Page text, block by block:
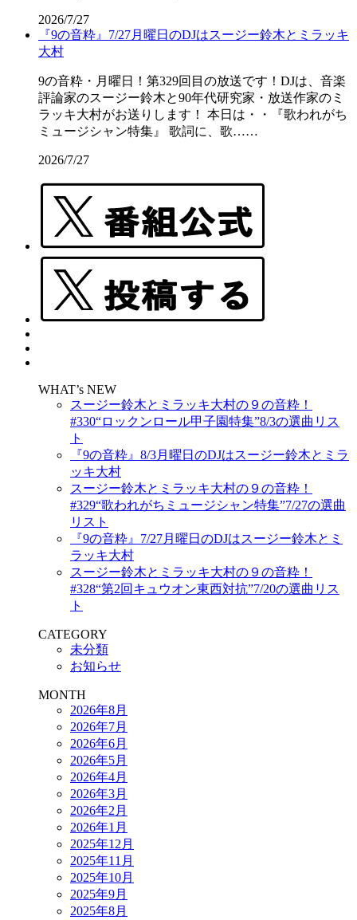
2026/7/27
『9の音粋』7/27月曜日のDJはスージー鈴木とミラッキ
大村
9の音粋・月曜日！第329回目の放送です！DJは、音楽
評論家のスージー鈴木と90年代研究家・放送作家のミ
ラッキ大村がお送りします！ 本日は・・『歌われがち
ミュージシャン特集』 歌詞に、歌……
2026/7/27
WHAT’s NEW
スージー鈴木とミラッキ大村の９の音粋！
#330“ロックンロール甲子園特集”8/3の選曲リス
ト
『9の音粋』8/3月曜日のDJはスージー鈴木とミラ
ッキ大村
スージー鈴木とミラッキ大村の９の音粋！
#329“歌われがちミュージシャン特集”7/27の選曲
リスト
『9の音粋』7/27月曜日のDJはスージー鈴木とミ
ラッキ大村
スージー鈴木とミラッキ大村の９の音粋！
#328“第2回キュウオン東西対抗”7/20の選曲リス
ト
CATEGORY
未分類
お知らせ
MONTH
2026年8月
2026年7月
2026年6月
2026年5月
2026年4月
2026年3月
2026年2月
2026年1月
2025年12月
2025年11月
2025年10月
2025年9月
2025年8月